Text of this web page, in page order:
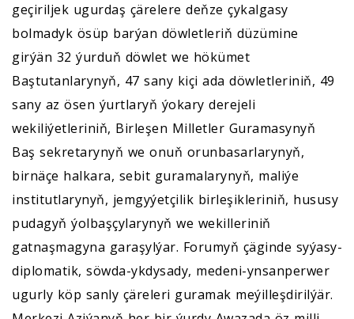
geçiriljek ugurdaş çärelere deňze çykalgasy
bolmadyk ösüp barýan döwletleriň düzümine
girýän 32 ýurduň döwlet we hökümet
Baştutanlarynyň, 47 sany kiçi ada döwletleriniň, 49
sany az ösen ýurtlaryň ýokary derejeli
wekiliýetleriniň, Birleşen Milletler Guramasynyň
Baş sekretarynyň we onuň orunbasarlarynyň,
birnäçe halkara, sebit guramalarynyň, maliýe
institutlarynyň, jemgyýetçilik birleşikleriniň, hususy
pudagyň ýolbaşçylarynyň we wekilleriniň
gatnaşmagyna garaşylýar. Forumyň çäginde syýasy-
diplomatik, söwda-ykdysady, medeni-ynsanperwer
ugurly köp sanly çäreleri guramak meýilleşdirilýär.